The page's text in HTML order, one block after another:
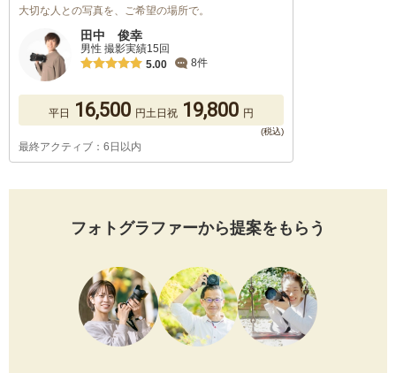
大切な人との写真を、ご希望の場所で。
田中 俊幸
男性 撮影実績15回
5.00
8件
平日 16,500 円土日祝 19,800 円
最終アクティブ：6日以内
フォトグラファーから提案をもらう